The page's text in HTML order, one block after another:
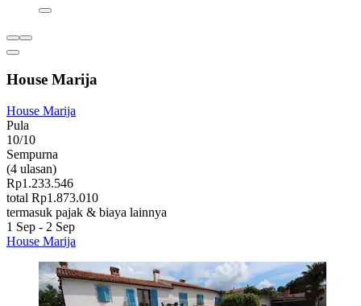
House Marija
House Marija
Pula
10/10
Sempurna
(4 ulasan)
Rp1.233.546
total Rp1.873.010
termasuk pajak & biaya lainnya
1 Sep - 2 Sep
House Marija